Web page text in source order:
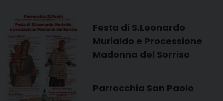
Festa di S.Leonardo
Murialdo e Processione
Madonna del Sorriso
Parrocchia San Paolo